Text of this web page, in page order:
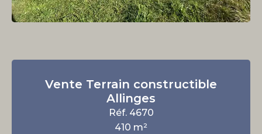
Vente Terrain constructible
Allinges
Réf. 4670
410 m²